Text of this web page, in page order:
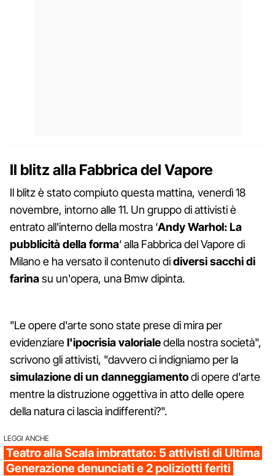
Il blitz alla Fabbrica del Vapore
Il blitz è stato compiuto questa mattina, venerdì 18
novembre, intorno alle 11. Un gruppo di attivisti è
entrato all'interno della mostra ‘Andy Warhol: La
pubblicità della forma‘ alla Fabbrica del Vapore di
Milano e ha versato il contenuto didiversi sacchi di
farinasu un'opera, una Bmw dipinta.
"Le opere d'arte sono state prese di mira per
evidenziarel'ipocrisia valorialedella nostra società",
scrivono gli attivisti, "davvero ci indigniamo per la
simulazione di un danneggiamentodi opere d'arte
mentre la distruzione oggettiva in atto delle opere
della natura ci lascia indifferenti?".
LEGGI ANCHE
Teatro alla Scala imbrattato: 5 attivisti di Ultima
Generazione denunciati e 2 poliziotti feriti